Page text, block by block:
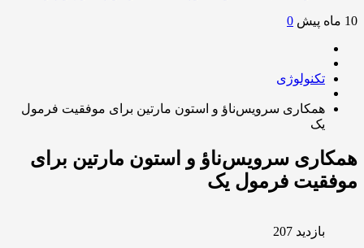
0
تکنولوژی
همکاری سرویس‌ناؤ و استون مارتین برای موفقیت فرمول
سرویس‌ناؤ و استون مارتین برای
فرمول یک
بازدید 207